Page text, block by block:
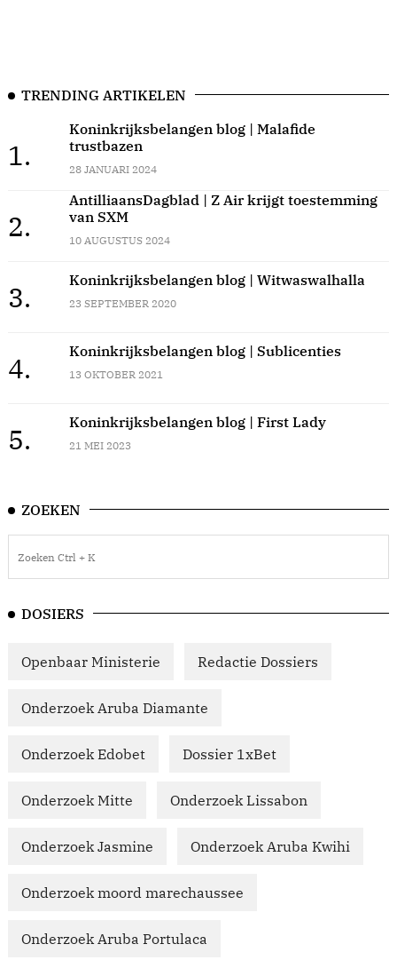
TRENDING ARTIKELEN
1.
Koninkrijksbelangen blog | Malafide
trustbazen
28 JANUARI 2024
2.
AntilliaansDagblad | Z Air krijgt toestemming
van SXM
10 AUGUSTUS 2024
3.
Koninkrijksbelangen blog | Witwaswalhalla
23 SEPTEMBER 2020
4.
Koninkrijksbelangen blog | Sublicenties
13 OKTOBER 2021
5.
Koninkrijksbelangen blog | First Lady
21 MEI 2023
ZOEKEN
DOSIERS
Openbaar Ministerie Redactie Dossiers
Onderzoek Aruba Diamante
Onderzoek Edobet Dossier 1xBet
Onderzoek Mitte Onderzoek Lissabon
Onderzoek Jasmine Onderzoek Aruba Kwihi
Onderzoek moord marechaussee
Onderzoek Aruba Portulaca